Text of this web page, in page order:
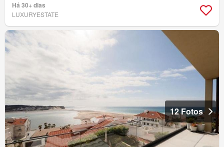
Há 30+ dias
LUXURYESTATE
12 Fotos